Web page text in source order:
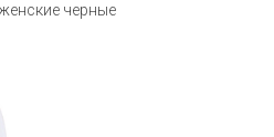
черные